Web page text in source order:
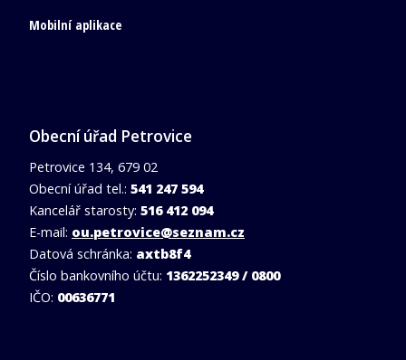
Mobilní aplikace
Obecní úřad Petrovice
Petrovice 134, 679 02
Obecní úřad tel.: 541 247 594
Kancelář starosty: 516 412 094
E-mail: ou.petrovice@seznam.cz
Datová schránka: axtb8f4
Číslo bankovního účtu: 1362252349 / 0800
IČO: 00636771